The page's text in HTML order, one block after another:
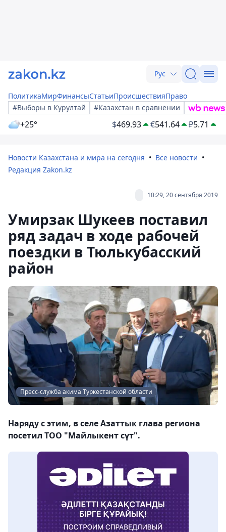
Рус
ПолитикаМирФинансыСтатьиПроисшествияПраво
#Выборы в Курултай
#Казахстан в сравнении
+25° $469.93 €541.64 ₽5.71
Новости Казахстана и мира на сегодня
Все новости
Редакция Zakon.kz
10:29, 20 сентября 2019
Умирзак Шукеев поставил
ряд задач в ходе рабочей
поездки в Тюлькубасский
район
Пресс-служба акима Туркестанской области
Наряду с этим, в селе Азаттык глава региона
посетил ТОО "Майлыкент сүт".